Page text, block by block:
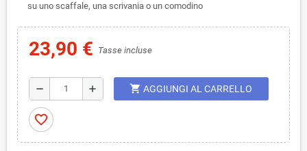
su uno scaffale, una scrivania o un comodino
23,90 € Tasse incluse
remove add shopping_cart AGGIUNGI AL CARRELLO
favorite_border